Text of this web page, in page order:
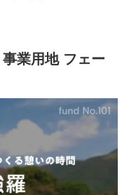
事業用地 フェー